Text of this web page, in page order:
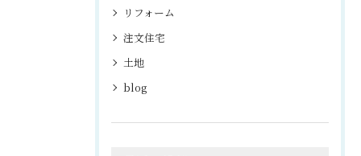
リフォーム
注文住宅
土地
blog